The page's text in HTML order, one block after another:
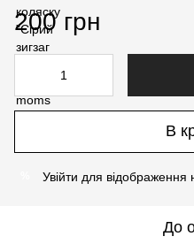
200 грн
В
Увійти для відображення
До